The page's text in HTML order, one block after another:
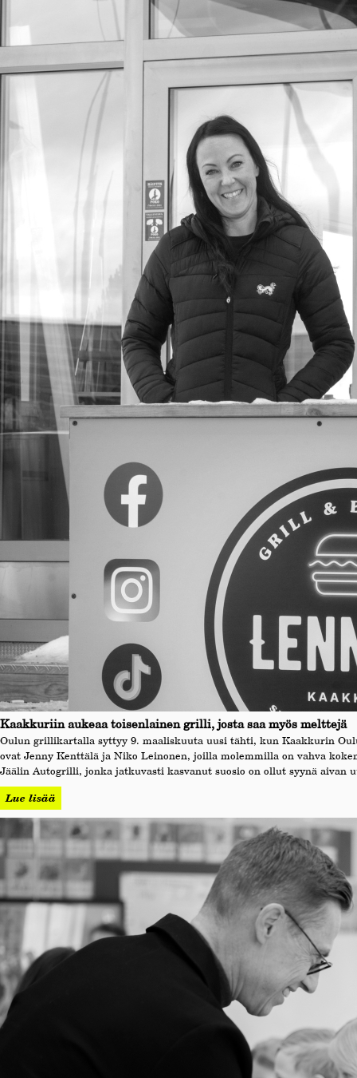
Kaakkuriin aukeaa toisenlainen grilli, josta saa myös melttejä
Oulun grillikartalla syttyy 9. maaliskuuta uusi tähti, kun Kaakkurin
ovat Jenny Kenttälä ja Niko Leinonen, joilla molemmilla on vahva
Jäälin Autogrilli, jonka jatkuvasti kasvanut suosio on ollut syynä aivan
Lue lisää